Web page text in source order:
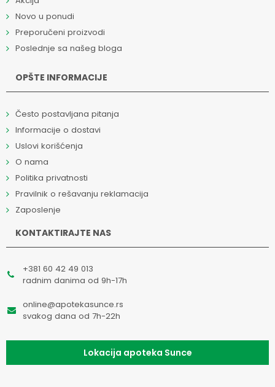
Novo u ponudi
Preporučeni proizvodi
Poslednje sa našeg bloga
OPŠTE INFORMACIJE
Često postavljana pitanja
Informacije o dostavi
Uslovi korišćenja
O nama
Politika privatnosti
Pravilnik o rešavanju reklamacija
Zaposlenje
KONTAKTIRAJTE NAS
+381 60 42 49 013
radnim danima od 9h-17h
online@apotekasunce.rs
svakog dana od 7h-22h
Lokacija apoteka Sunce